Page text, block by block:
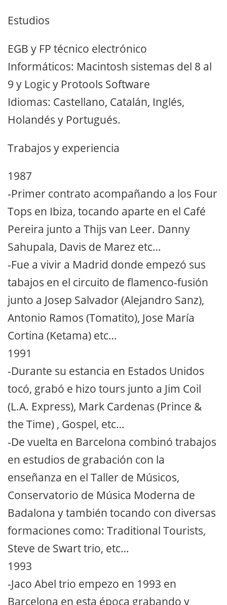
Estudios
EGB y FP técnico electrónico
Informáticos: Macintosh sistemas del 8 al
9 y Logic y Protools Software
Idiomas: Castellano, Catalán, Inglés,
Holandés y Portugués.
Trabajos y experiencia
1987
-Primer contrato acompañando a los Four
Tops en Ibiza, tocando aparte en el Café
Pereira junto a Thijs van Leer. Danny
Sahupala, Davis de Marez etc…
-Fue a vivir a Madrid donde empezó sus
tabajos en el circuito de flamenco-fusión
junto a Josep Salvador (Alejandro Sanz),
Antonio Ramos (Tomatito), Jose María
Cortina (Ketama) etc…
1991
-Durante su estancia en Estados Unidos
tocó, grabó e hizo tours junto a Jim Coil
(L.A. Express), Mark Cardenas (Prince &
the Time) , Gospel, etc…
-De vuelta en Barcelona combinó trabajos
en estudios de grabación con la
enseñanza en el Taller de Músicos,
Conservatorio de Música Moderna de
Badalona y también tocando con diversas
formaciones como: Traditional Tourists,
Steve de Swart trio, etc…
1993
-Jaco Abel trio empezo en 1993 en
Barcelona en esta época grabando y